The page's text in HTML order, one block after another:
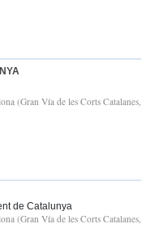
(Gran Vía de les Corts Catalanes,
de Catalunya
(Gran Vía de les Corts Catalanes,